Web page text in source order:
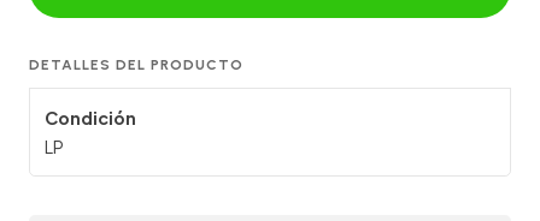
DETALLES DEL PRODUCTO
Condición
LP